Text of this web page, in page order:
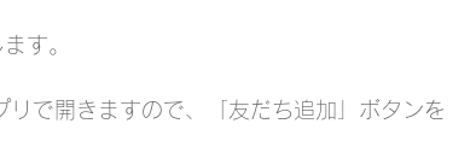
す。
で開きますので、「友だち追加」ボタンを